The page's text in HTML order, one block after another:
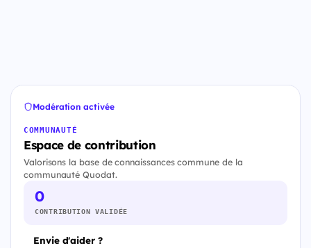
Modération activée
COMMUNAUTÉ
Espace de contribution
Valorisons la base de connaissances commune de la
communauté Quodat.
0
CONTRIBUTION VALIDÉE
Envie d'aider ?